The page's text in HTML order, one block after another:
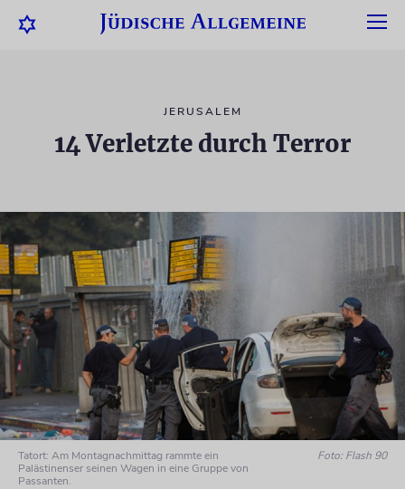
JERUSALEM
14 Verletzte durch Terror
Tatort: Am Montagnachmittag rammte ein
Palästinenser seinen Wagen in eine Gruppe von
Passanten.
Foto: Flash 90